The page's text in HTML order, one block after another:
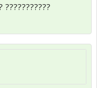
???????????